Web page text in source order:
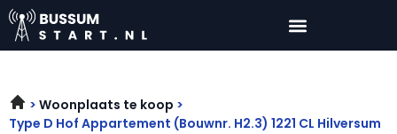
Woonplaats te koop
Type D Hof Appartement (Bouwnr. H2.3) 1221 CL Hilversum